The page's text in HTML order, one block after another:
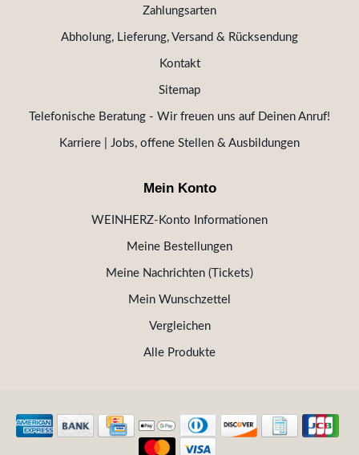
Zahlungsarten
Abholung, Lieferung, Versand & Rücksendung
Kontakt
Sitemap
Telefonische Beratung - Wir freuen uns auf Deinen Anruf!
Karriere | Jobs, offene Stellen & Ausbildungen
Mein Konto
WEINHERZ-Konto Informationen
Meine Bestellungen
Meine Nachrichten (Tickets)
Mein Wunschzettel
Vergleichen
Alle Produkte